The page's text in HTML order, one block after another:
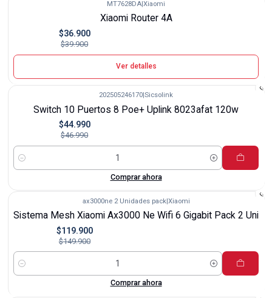
MT7628DA|Xiaomi
Xiaomi Router 4A
$36.900
$39.900
Ver detalles
202505246170 Sicsolink
Switch 10 Puertos 8 Poe+ Uplink 8023afat 120w
$44.990
$46.990
Cantidad
Comprar ahora
ax3000ne 2 Unidades pack|Xiaomi
Sistema Mesh Xiaomi Ax3000 Ne Wifi 6 Gigabit Pack 2 Uni
$119.900
$149.900
Cantidad
Comprar ahora